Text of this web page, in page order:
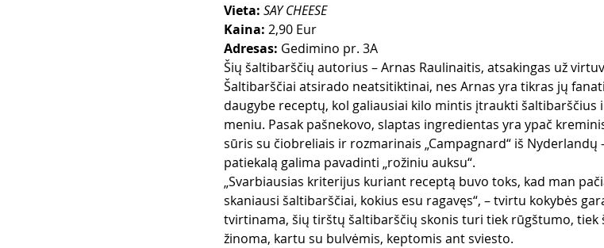
Vieta: SAY CHEESE
Kaina: 2,90 Eur
Adresas: Gedimino pr. 3A
Šių šaltibarščių autorius – Arnas Raulinaitis, atsakingas už
Šaltibarščiai atsirado neatsitiktinai, nes Arnas yra tikras jų
daugybe receptų, kol galiausiai kilo mintis įtraukti šaltibarščius ir
meniu. Pasak pašnekovo, slaptas ingredientas yra ypač
sūris su čiobreliais ir rozmarinais „Campagnard“ iš Nyderlandų
patiekalą galima pavadinti „rožiniu auksu“.
„Svarbiausias kriterijus kuriant receptą buvo toks, kad man
skaniausi šaltibarščiai, kokius esu ragavęs“, – tvirtu kokybės
tvirtinama, šių tirštų šaltibarščių skonis turi tiek rūgštumo, tiek
žinoma, kartu su bulvėmis, keptomis ant sviesto.